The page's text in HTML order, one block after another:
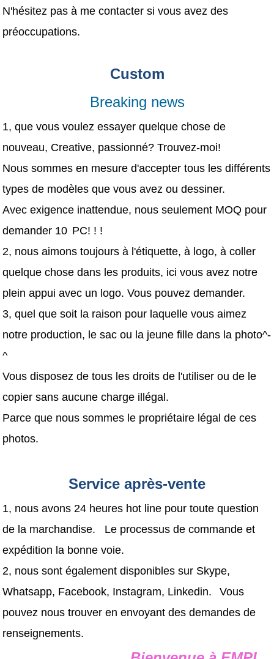
N'hésitez pas à me contacter si vous avez des
préoccupations.
Custom
Breaking news
1, que vous voulez essayer quelque chose de
nouveau, Creative, passionné? Trouvez-moi!
Nous sommes en mesure d'accepter tous les différents
types de modèles que vous avez ou dessiner.
Avec exigence inattendue, nous seulement MOQ pour
demander 10 PC! ! !
2, nous aimons toujours à l'étiquette, à logo, à coller
quelque chose dans les produits, ici vous avez notre
plein appui avec un logo. Vous pouvez demander.
3, quel que soit la raison pour laquelle vous aimez
notre production, le sac ou la jeune fille dans la photo^-
^
Vous disposez de tous les droits de l'utiliser ou de le
copier sans aucune charge illégal.
Parce que nous sommes le propriétaire légal de ces
photos.
Service après-vente
1, nous avons 24 heures hot line pour toute question
de la marchandise. Le processus de commande et
expédition la bonne voie.
2, nous sont également disponibles sur Skype,
Whatsapp, Facebook, Instagram, Linkedin.
Vous
pouvez nous trouver en envoyant des demandes de
renseignements.